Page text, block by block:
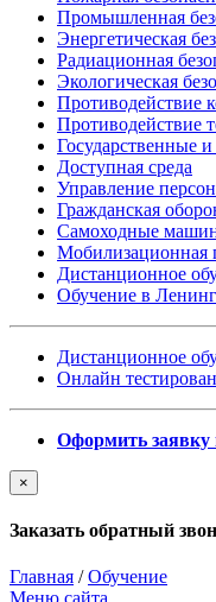
Промышленная
Энергетическая
Радиационная
Экологическая
Противодействие
Противодействие
Государственные
Доступная среда
Управление
Гражданская
Самоходные
Мобилизационная
Дистанционное
Обучение в
Дистанционное
Онлайн
Оформить заявку
×
Заказать обратный
Главная /Обучение
Меню сайта